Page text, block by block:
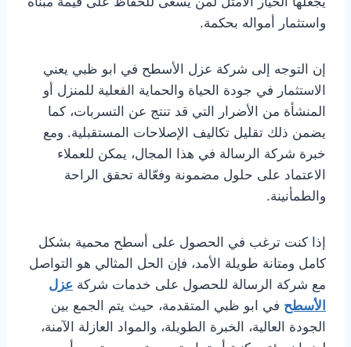
واستثمار أمواله بحكمة.
إن التوجه إلى شركة عزل الأسطح في ابو ظبي يعني
الاستثمار في جودة الحياة والحماية الفعلية للمنزل أو
المنشأة من الأضرار التي قد تنتج عن التسربات، كما
يضمن ذلك تقليل تكاليف الإصلاحات المستقبلية. ومع
خبرة شركة الرسالة في هذا المجال، يمكن للعملاء
الاعتماد على حلول مضمونة وفعّالة تحقق الراحة
والطمأنينة.
إذا كنت ترغب في الحصول على أسطح محمية بشكل
كامل ومتانة طويلة الأمد، فإن الحل المثالي هو التواصل
مع شركة الرسالة للحصول على خدمات شركة عزل
الأسطح في ابو ظبي المتقدمة، حيث يتم الجمع بين
الجودة العالية، الخبرة الطويلة، والمواد العازلة الآمنة،